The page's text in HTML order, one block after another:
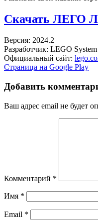
Скачать ЛЕГО
Версия: 2024.2
Разработчик: LEGO
Официальный сайт:
Страница на Google Play
Добавить
Ваш адрес email не будет
Комментарий *
Имя *
Email *